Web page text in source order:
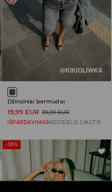
Džinsiniai bermudai
19,99 EUR 39,99 EUR
IŠPARDAVIMASNEDIDELIS LIKUTIS
-38%